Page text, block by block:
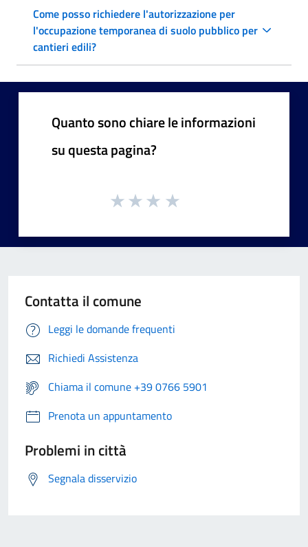
Come posso richiedere l'autorizzazione per
l'occupazione temporanea di suolo pubblico per
cantieri edili?
Quanto sono chiare le informazioni
su questa pagina?
Contatta il comune
Leggi le domande frequenti
Richiedi Assistenza
Chiama il comune +39 0766 5901
Prenota un appuntamento
Problemi in città
Segnala disservizio